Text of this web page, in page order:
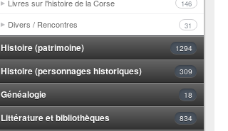
Livres sur l'histoire de la Corse 146
Divers / Rencontres 31
Histoire (patrimoine) 1294
Histoire (personnages historiques) 309
Généalogie 18
Littérature et bibliothèques 834